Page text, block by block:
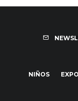
NIÑOS